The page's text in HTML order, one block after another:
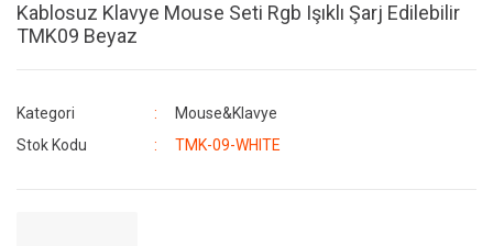
Kablosuz Klavye Mouse Seti Rgb Işıklı Şarj Edilebilir
TMK09 Beyaz
Kategori
Mouse&Klavye
Stok Kodu
TMK-09-WHITE